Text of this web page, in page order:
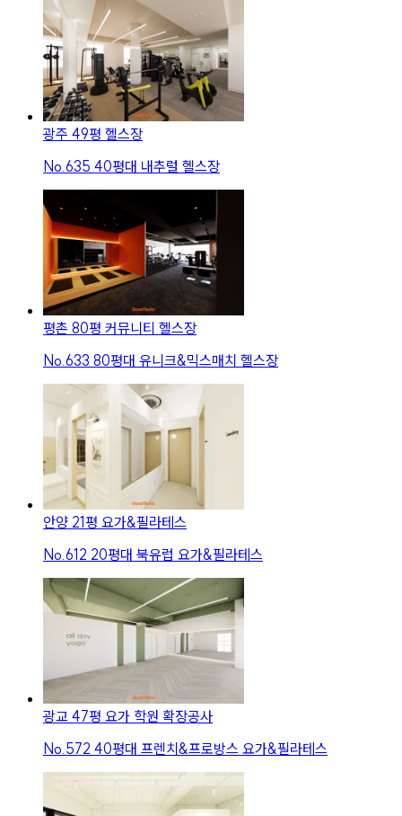
광주 49평 헬스장
No. 635 40평대 내추럴 헬스장
평촌 80평 커뮤니티 헬스장
No. 633 80평대 유니크&믹스매치 헬스장
안양 21평 요가&필라테스
No. 612 20평대 북유럽 요가&필라테스
광교 47평 요가 학원 확장공사
No. 572 40평대 프렌치&프로방스 요가&필라테스